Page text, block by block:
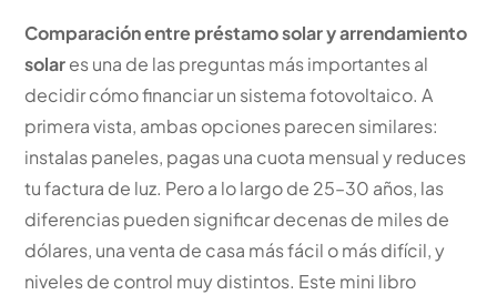
Comparación entre préstamo solar y arrendamiento
solares una de las preguntas más importantes al
decidir cómo financiar un sistema fotovoltaico. A
primera vista, ambas opciones parecen similares:
instalas paneles, pagas una cuota mensual y reduces
tu factura de luz. Pero a lo largo de 25–30 años, las
diferencias pueden significar decenas de miles de
dólares, una venta de casa más fácil o más difícil, y
niveles de control muy distintos. Este mini libro